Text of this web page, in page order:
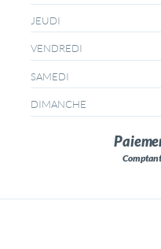
JEUDI
VENDREDI
SAMEDI
DIMANCHE